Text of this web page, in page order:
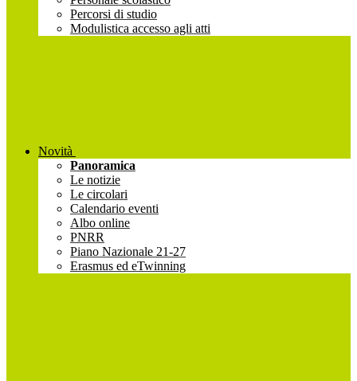
Percorsi di studio
Modulistica accesso agli atti
Novità
Panoramica
Le notizie
Le circolari
Calendario eventi
Albo online
PNRR
Piano Nazionale 21-27
Erasmus ed eTwinning